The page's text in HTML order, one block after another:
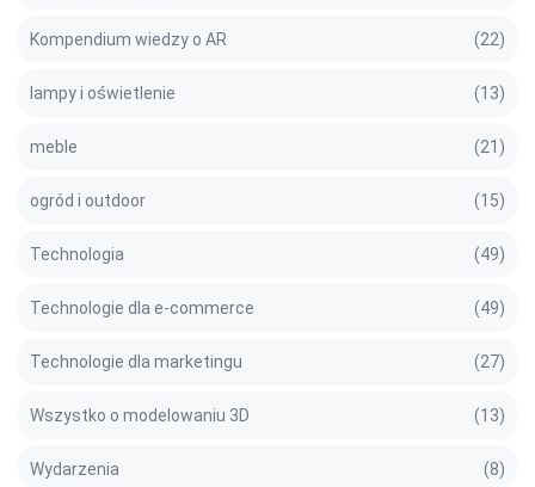
Kompendium wiedzy o AR (22)
lampy i oświetlenie (13)
meble (21)
ogród i outdoor (15)
Technologia (49)
Technologie dla e-commerce (49)
Technologie dla marketingu (27)
Wszystko o modelowaniu 3D (13)
Wydarzenia (8)